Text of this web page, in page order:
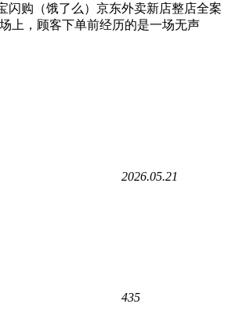
闪购（饿了么）京东外卖新店整店全案
上，顾客下单前经历的是一场无声
2026.05.21
435